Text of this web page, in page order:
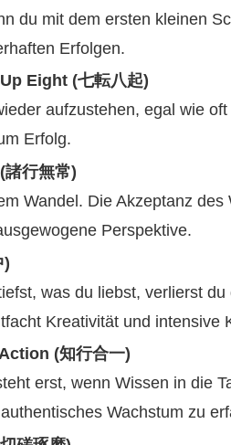
du mit dem ersten kleinen
Erfolgen.
Eight (七転八起)
aufzustehen, egal wie
Erfolg.
行無常)
Wandel. Die Akzeptanz
Perspektive.
)
was du liebst, verlierst
Kreativität und intensive
(知行合一)
erst, wenn Wissen in die
Wachstum zu